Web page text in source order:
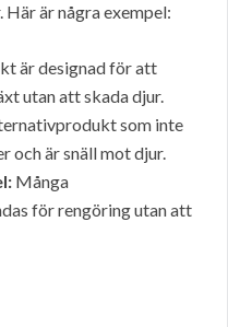
är några exempel:
är designad för att
utan att skada djur.
som inte
och är snäll mot djur.
Många
för rengöring utan att